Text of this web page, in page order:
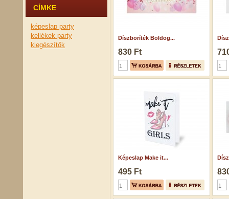
CÍMKE
képeslap party
kellékek party
kiegészítők
Díszboríték Boldog...
830 Ft
Képeslap Make it...
495 Ft